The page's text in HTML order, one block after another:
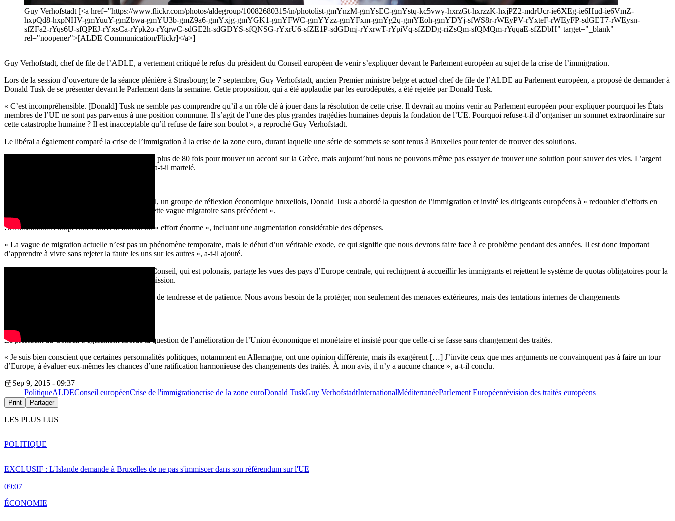
Guy Verhofstadt [<a href="https://www.flickr.com/photos/aldegroup/10082680315/in/photolist-gmYnzM-gmYsEC-gmYstq-kc5vwy-hxrzGt-hxrzzK-hxjPZ2-mdrUcr-ie6XEg-ie6Hud-ie6VmZ-
hxpQd8-hxpNHV-gmYuuY-gmZbwa-gmYU3b-gmZ9a6-gmYxjg-gmYGK1-gmYFWC-gmYYzz-gmYFxm-gmYg2q-gmYEoh-gmYDYj-sfWS8r-rWEyPV-rYxteF-rWEyFP-sdGET7-rWEysn-
sfZFa2-rYqs6U-sfQPEJ-rYxsCa-rYpk2o-rYqrwC-sdGE2h-sdGDYS-sfQNSG-rYxrU6-sfZE1P-sdGDmj-rYxrwT-rYpiVq-sfZDDg-riZsQm-sfQMQm-rYqqaE-sfZDbH" target="_blank"
rel="noopener">[ALDE Communication/Flickr]</a>]
Guy Verhofstadt, chef de file de l’ADLE, a vertement critiqué le refus du président du Conseil européen de venir s’expliquer devant le Parlement européen au sujet de la crise de l’immigration.
Lors de la session d’ouverture de la séance plénière à Strasbourg le 7 septembre, Guy Verhofstadt, ancien Premier ministre belge et actuel chef de file de l’ALDE au Parlement européen, a proposé de demander à
Donald Tusk de se présenter devant le Parlement dans la semaine. Cette proposition, qui a été applaudie par les eurodéputés, a été rejetée par Donald Tusk.
« C’est incompréhensible. [Donald] Tusk ne semble pas comprendre qu’il a un rôle clé à jouer dans la résolution de cette crise. Il devrait au moins venir au Parlement européen pour expliquer pourquoi les États
membres de l’UE ne sont pas parvenus à une position commune. Il s’agit de l’une des plus grandes tragédies humaines depuis la fondation de l’UE. Pourquoi refuse-t-il d’organiser un sommet extraordinaire sur
cette catastrophe humaine ? Il est inacceptable qu’il refuse de faire son boulot », a reproché Guy Verhofstadt.
Le libéral a également comparé la crise de l’immigration à la crise de la zone euro, durant laquelle une série de sommets se sont tenus à Bruxelles pour tenter de trouver des solutions.
« Les États membres de l’UE se sont rencontrés plus de 80 fois pour trouver un accord sur la Grèce, mais aujourd’hui nous ne pouvons même pas essayer de trouver une solution pour sauver des vies. L’argent
semble plus important que les vies humaines », a-t-il martelé.
Lors de son discours au dîner annuel de Bruegel, un groupe de réflexion économique bruxellois, Donald Tusk a abordé la question de l’immigration et invité les dirigeants européens à « redoubler d’efforts en
terme de solidarité avec les États confrontés à cette vague migratoire sans précédent ».
Les institutions européennes doivent fournir un « effort énorme », incluant une augmentation considérable des dépenses.
« La vague de migration actuelle n’est pas un phénomène temporaire, mais le début d’un véritable exode, ce qui signifie que nous devrons faire face à ce problème pendant des années. Il est donc important
d’apprendre à vivre sans rejeter la faute les uns sur les autres », a-t-il ajouté.
Il est de notoriété publique que le président du Conseil, qui est polonais, partage les vues des pays d’Europe centrale, qui rechignent à accueillir les immigrants et rejettent le système de quotas obligatoires pour la
relocalisation des réfugiés proposé par la Commission.
« Nous devons penser à notre Europe avec plus de tendresse et de patience. Nous avons besoin de la protéger, non seulement des menaces extérieures, mais des tentations internes de changements
Le président du Conseil a également abordé la question de l’amélioration de l’Union économique et monétaire et insisté pour que celle-ci se fasse sans changement des traités.
« Je suis bien conscient que certaines personnalités politiques, notamment en Allemagne, ont une opinion différente, mais ils exagèrent […] J’invite ceux que mes arguments ne convainquent pas à faire un tour
d’Europe, à évaluer eux-mêmes les chances d’une ratification harmonieuse des changements des traités. À mon avis, il n’y a aucune chance », a-t-il conclu.
Sep 9, 2015 - 09:37
PolitiqueALDEConseil européenCrise de l'immigrationcrise de la zone euroDonald TuskGuy VerhofstadtInternationalMéditerranéeParlement Européenrévision des traités européens
Print Partager
LES PLUS LUS
EXCLUSIF : L'Islande demande à Bruxelles de ne pas s'immiscer dans son référendum sur l'UE
09:07
POLITIQUE
ÉCONOMIE